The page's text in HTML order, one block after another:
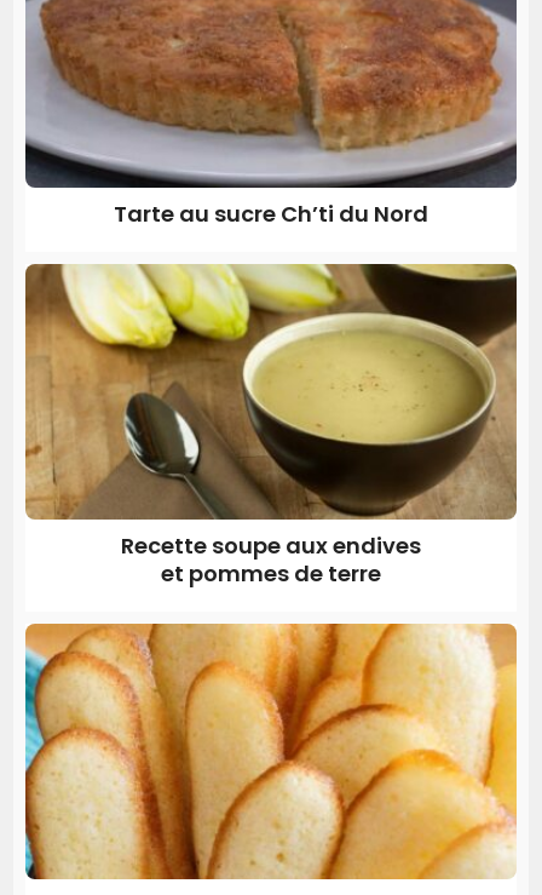
Tarte au sucre Ch’ti du Nord
Recette soupe aux endives
et pommes de terre